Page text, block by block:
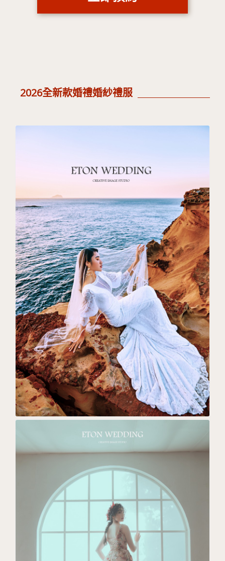
2026全新款婚禮婚紗禮服